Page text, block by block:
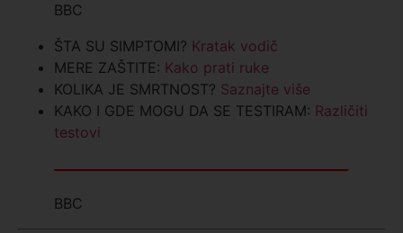
BBC
ŠTA SU SIMPTOMI? Kratak vodič
MERE ZAŠTITE: Kako prati ruke
KOLIKA JE SMRTNOST? Saznajte više
KAKO I GDE MOGU DA SE TESTIRAM: Različiti
testovi
BBC